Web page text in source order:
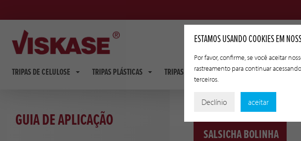
TRIPAS DE CELULOSE TRIPAS PLÁSTICAS TRIPAS FIBROSAS REDES E TECIDO
GUIA DE APLICAÇÃO
SALSICHA BOLINHA
ESTAMOS USANDO COOKIES EM
Por favor, confirme, se você aceitar
rastreamento para continuar
terceiros.
Declínio aceitar